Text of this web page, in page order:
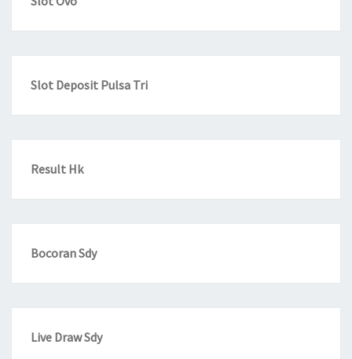
Slot Deposit Pulsa Tri
Result Hk
Bocoran Sdy
Live Draw Sdy